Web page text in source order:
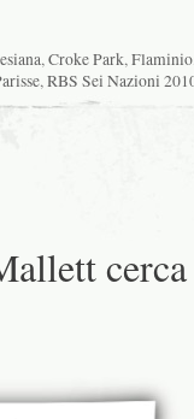
,Croke Park,Flaminio
,RBS Sei Nazioni
cerca